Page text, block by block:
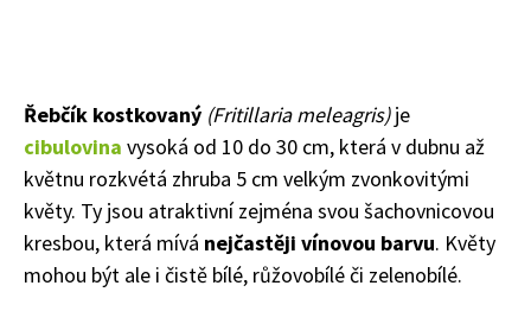
Řebčík kostkovaný (Fritillaria meleagris)je
cibulovina vysoká od 10 do 30 cm, která v dubnu až
květnu rozkvétá zhruba 5 cm velkým zvonkovitými
květy. Ty jsou atraktivnízejména svou šachovnicovou
kresbou, která mívá nejčastěji vínovou barvu. Květy
mohou být ale i čistě bílé, růžovobíléči zelenobílé.